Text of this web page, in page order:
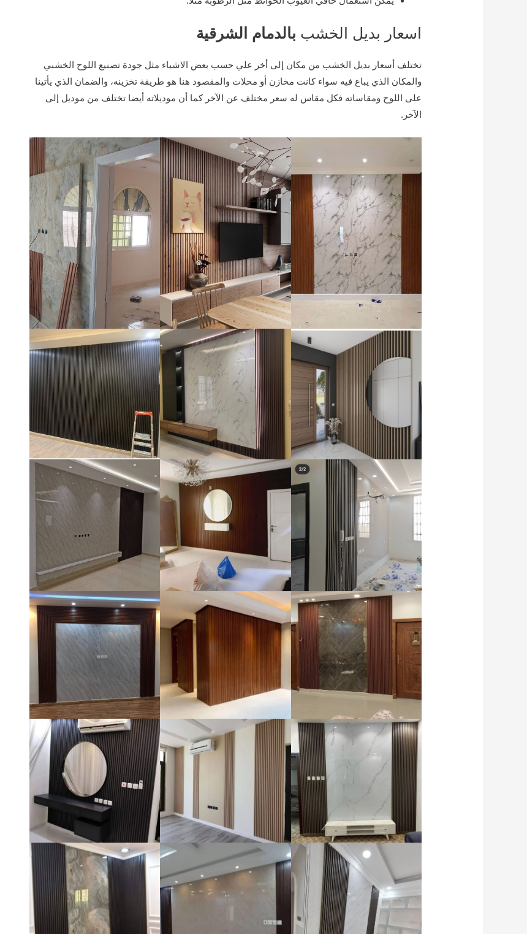
اسعار بديل الخشب بالدمام الشرقية
تختلف أسعار بديل الخشب من مكان إلى أخر علي حسب بعض الاشياء مثل جودة تصنيع اللوح الخشبي
والمكان الذي يباع فيه سواء كانت مخازن أو محلات والمقصود هنا هو طريقة تخزينه، والضمان الذي يأتينا
على اللوح ومقاساته فكل مقاس له سعر مختلف عن الآخر كما أن موديلاته أيضا تختلف من موديل إلى
الآخر.